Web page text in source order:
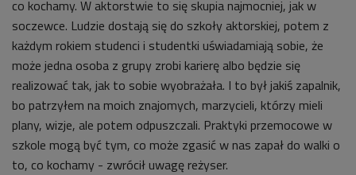
co kochamy. W aktorstwie to się skupia najmocniej, jak w
soczewce. Ludzie dostają się do szkoły aktorskiej, potem z
każdym rokiem studenci i studentki uświadamiają sobie, że
może jedna osoba z grupy zrobi karierę albo będzie się
realizować tak, jak to sobie wyobrażała. I to był jakiś zapalnik,
bo patrzyłem na moich znajomych, marzycieli, którzy mieli
plany, wizje, ale potem odpuszczali. Praktyki przemocowe w
szkole mogą być tym, co może zgasić w nas zapał do walki o
to, co kochamy - zwrócił uwagę reżyser.